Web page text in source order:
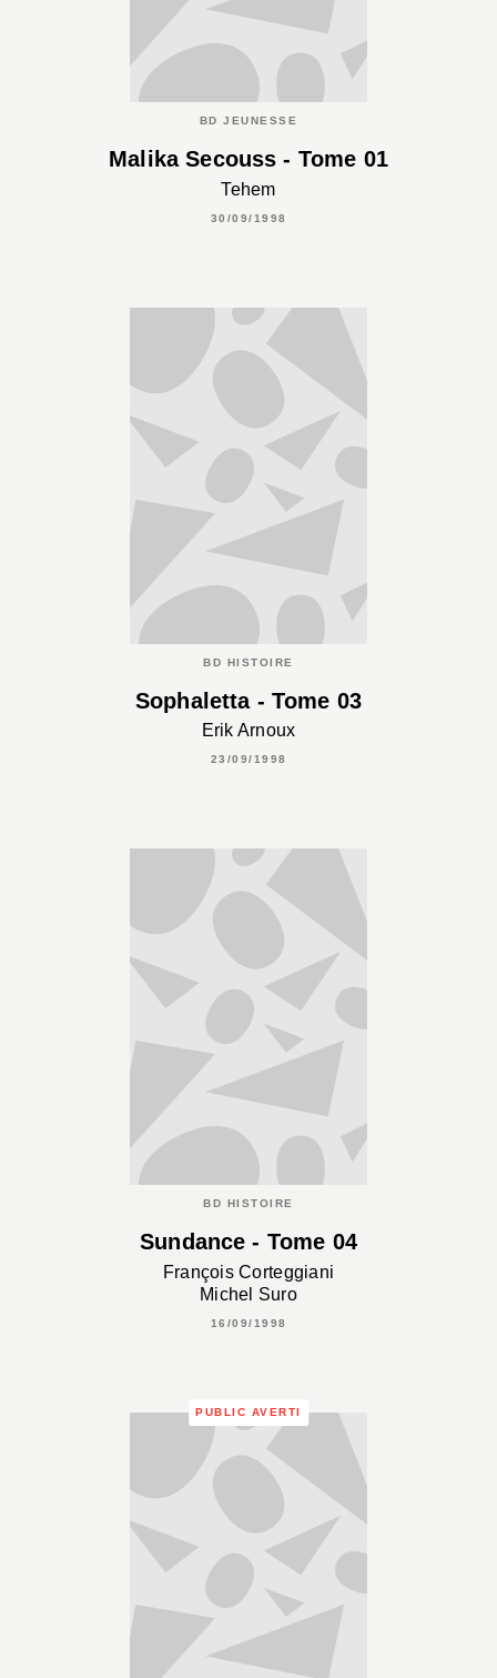
BD JEUNESSE
Malika Secouss - Tome 01
Tehem
30/09/1998
BD HISTOIRE
Sophaletta - Tome 03
Erik Arnoux
23/09/1998
BD HISTOIRE
Sundance - Tome 04
François Corteggiani
Michel Suro
16/09/1998
PUBLIC AVERTI